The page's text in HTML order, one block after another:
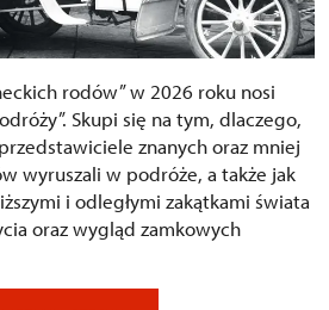
rodów” w 2026 roku nosi
Skupi się na tym, dlaczego,
znanych oraz mniej
wyruszali w podróże, a także jak
i odległymi zakątkami świata
oraz wygląd zamkowych